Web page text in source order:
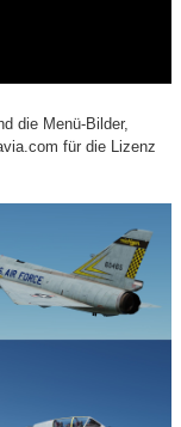
die Menü-Bilder,
für die Lizenz